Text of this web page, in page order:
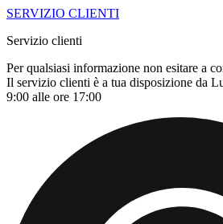
SERVIZIO CLIENTI
Servizio clienti
Per qualsiasi informazione non esitare a
Il servizio clienti è a tua disposizione da
9:00 alle ore 17:00